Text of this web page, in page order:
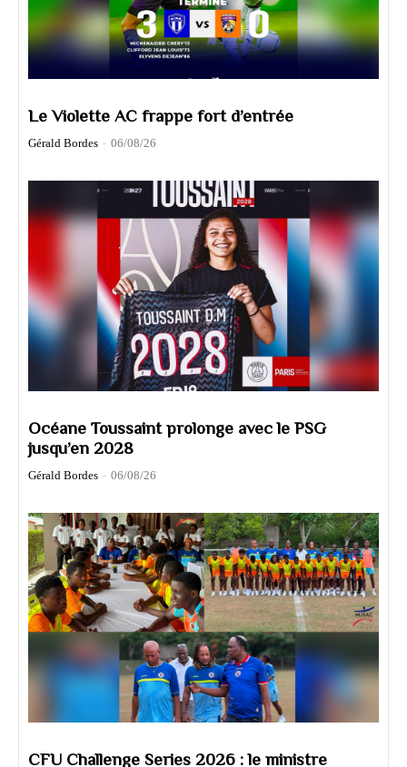
Le Violette AC frappe fort d’entrée
Gérald Bordes - 06/08/26
Océane Toussaint prolonge avec le PSG
jusqu’en 2028
Gérald Bordes - 06/08/26
CFU Challenge Series 2026 : le ministre